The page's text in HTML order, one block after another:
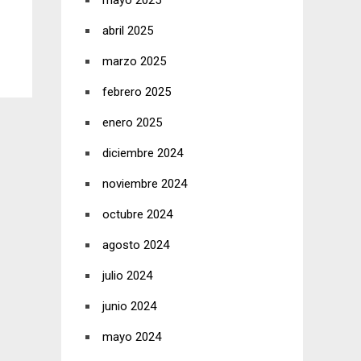
abril 2025
marzo 2025
febrero 2025
enero 2025
diciembre 2024
noviembre 2024
octubre 2024
agosto 2024
julio 2024
junio 2024
mayo 2024